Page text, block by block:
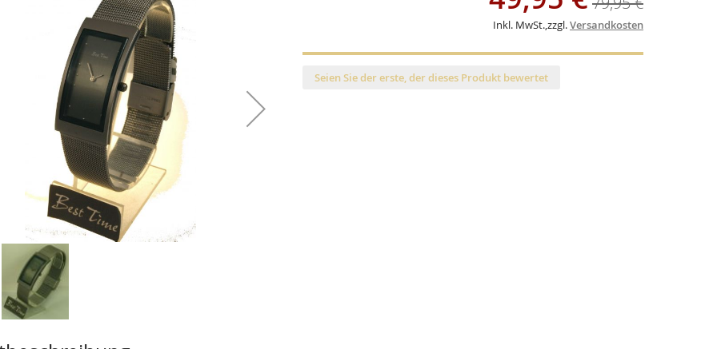
Inkl. MwSt.,zzgl.Versandkosten
Seien Sie der erste, der dieses Produkt bewertet